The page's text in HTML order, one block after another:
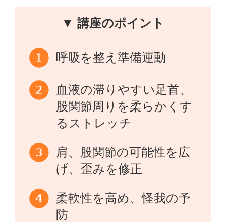
▼ 講座のポイント
呼吸を整え準備運動
血液の滞りやすい足首、
股関節周りを柔らかくす
るストレッチ
肩、股関節の可能性を広
げ、歪みを修正
柔軟性を高め、怪我の予
防